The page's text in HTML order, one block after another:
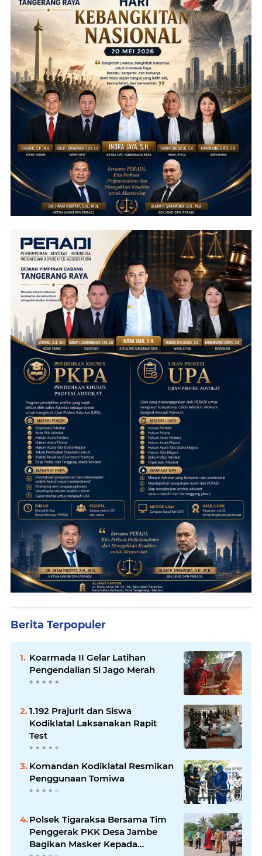
Berita Terpopuler
Koarmada II Gelar Latihan
Pengendalian Si Jago Merah
1.192 Prajurit dan Siswa
Kodiklatal Laksanakan Rapit
Test
Komandan Kodiklatal Resmikan
Penggunaan Tomiwa
Polsek Tigaraksa Bersama Tim
Penggerak PKK Desa Jambe
Bagikan Masker Kepada